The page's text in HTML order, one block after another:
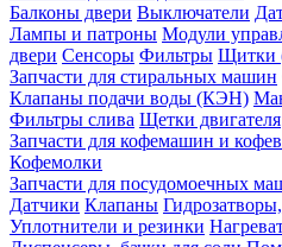
Балконы двери Выключатели
Лампы и патроны Модули
двери Сенсоры Фильтры Щитки
Запчасти для стиральных машин
Клапаны подачи воды (КЭН)
Фильтры слива Щетки двигателя
Запчасти для кофемашин и
Кофемолки
Запчасти для посудомоечных
Датчики Клапаны
Уплотнители и резинки